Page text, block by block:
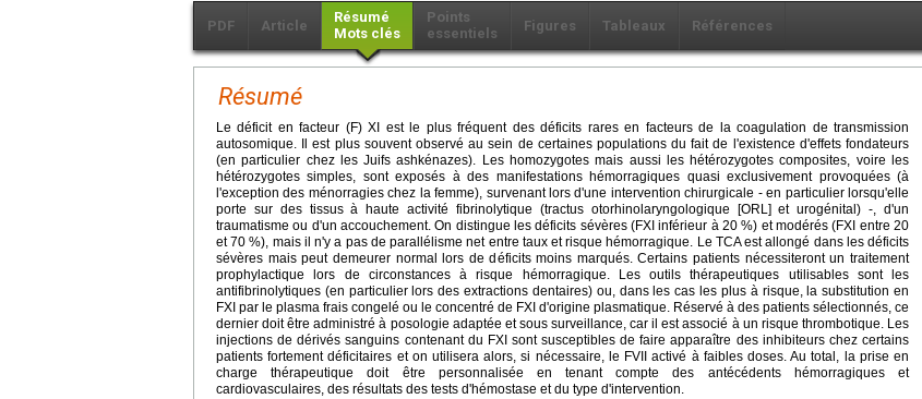
PDF Article
Résumé
Mots clés
Points
essentiels
Figures Tableaux Références
Résumé
Le déficit en facteur (F) XI est le plus fréquent des déficits rares en facteurs de la coagulation de transmission
autosomique. Il est plus souvent observé au sein de certaines populations du fait de l'existence d'effets fondateurs
(en particulier chez les Juifs ashkénazes). Les homozygotes mais aussi les hétérozygotes composites, voire les
hétérozygotes simples, sont exposés à des manifestations hémorragiques quasi exclusivement provoquées (à
l'exception des ménorragies chez la femme), survenant lors d'une intervention chirurgicale - en particulier lorsqu'elle
porte sur des tissus à haute activité fibrinolytique (tractus otorhinolaryngologique [ORL] et urogénital) -, d'un
traumatisme ou d'un accouchement. On distingue les déficits sévères (FXI inférieur à 20 %) et modérés (FXI entre 20
et 70 %), mais il n'y a pas de parallélisme net entre taux et risque hémorragique. Le TCA est allongé dans les déficits
sévères mais peut demeurer normal lors de déficits moins marqués. Certains patients nécessiteront un traitement
prophylactique lors de circonstances à risque hémorragique. Les outils thérapeutiques utilisables sont les
antifibrinolytiques (en particulier lors des extractions dentaires) ou, dans les cas les plus à risque, la substitution en
FXI par le plasma frais congelé ou le concentré de FXI d'origine plasmatique. Réservé à des patients sélectionnés, ce
dernier doit être administré à posologie adaptée et sous surveillance, car il est associé à un risque thrombotique. Les
injections de dérivés sanguins contenant du FXI sont susceptibles de faire apparaître des inhibiteurs chez certains
patients fortement déficitaires et on utilisera alors, si nécessaire, le FVII activé à faibles doses. Au total, la prise en
charge thérapeutique doit être personnalisée en tenant compte des antécédents hémorragiques et
cardiovasculaires, des résultats des tests d'hémostase et du type d'intervention.